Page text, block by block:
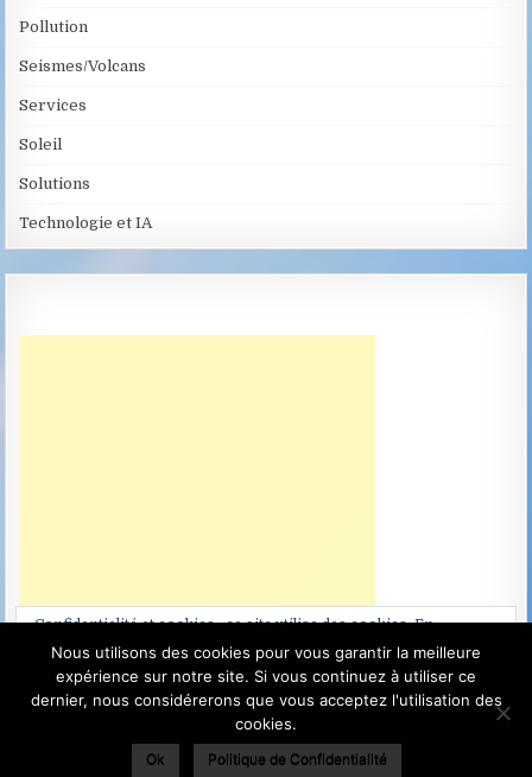
Pollution
Seismes/Volcans
Services
Soleil
Solutions
Technologie et IA
Terra Projects Anciennement La Terre du Futur - Copyright ©
Confidentialité et cookies : ce site utilise des cookies. En
continuant à utiliser ce site Web, vous acceptez leur utilisation.
Pour en savoir plus, notamment sur la façon de contrôler les
cookies, consultez :Politique relative aux cookies
Nous utilisons des cookies pour vous garantir la meilleure
expérience sur notre site. Si vous continuez à utiliser ce
dernier, nous considérerons que vous acceptez l'utilisation des
cookies.
Ok Politique de Confidentialité